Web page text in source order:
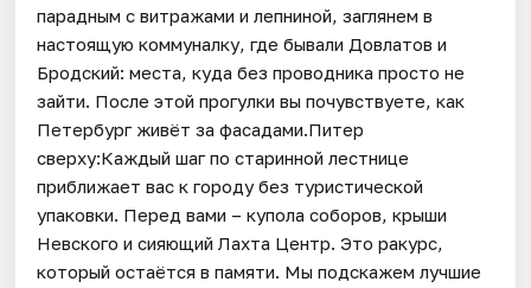
парадным с витражами и лепниной, заглянем в
настоящую коммуналку, где бывали Довлатов и
Бродский: места, куда без проводника просто не
зайти. После этой прогулки вы почувствуете, как
Петербург живёт за фасадами.Питер
сверху:Каждый шаг по старинной лестнице
приближает вас к городу без туристической
упаковки. Перед вами – купола соборов, крыши
Невского и сияющий Лахта Центр. Это ракурс,
который остаётся в памяти. Мы подскажем лучшие